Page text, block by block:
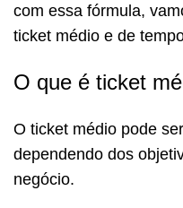
com essa fórmula,
ticket médio e de
O que é ticket
O ticket médio pode
dependendo dos
negócio.